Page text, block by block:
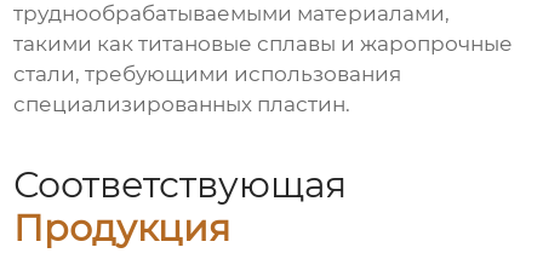
труднообрабатываемыми материалами,
такими как титановые сплавы и жаропрочные
стали, требующими использования
специализированных пластин.
Соответствующая
Продукция